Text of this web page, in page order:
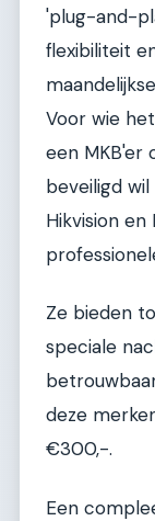
'plug-and-
flexibiliteit
Voor wie
een MKB'er
beveiligd
Hikvision
Ze bieden
speciale
deze
€300,-.
Een